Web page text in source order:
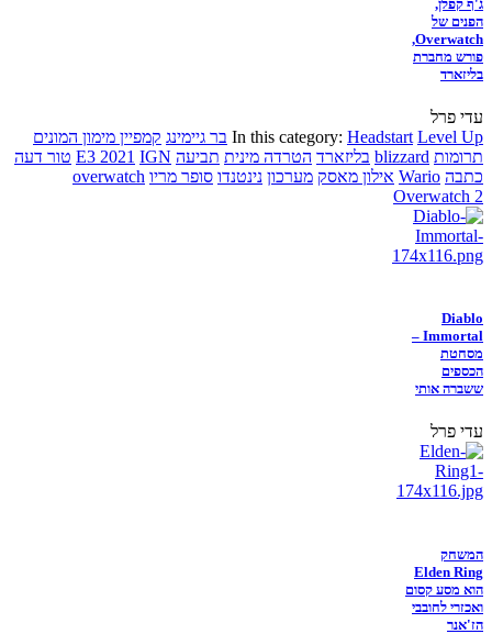
ג'ף קפלן,
הפנים של
Overwatch,
פורש מחברת
בליזארד
עדי פרל
In this category: Headstart Level Up בר גיימינג קמפיין מימון המונים
תרומות blizzard בליזארד הטרדה מינית תביעה E3 2021 IGN
טור דעה
כתבה Wario אילון מאסק מערכון נינטנדו סופר מריו overwatch
Overwatch 2
Diablo
Immortal –
מסחטת
הכספים
ששברה אותי
עדי פרל
המשחק
Elden Ring
הוא מסע קסום
ואכזרי לחובבי
הז'אנר